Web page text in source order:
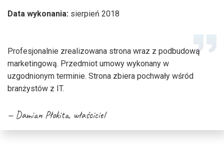
Data wykonania: sierpień 2018
Profesjonalnie zrealizowana strona wraz z podbudową
marketingową. Przedmiot umowy wykonany w
uzgodnionym terminie. Strona zbiera pochwały wśród
branżystów z IT.
Damian Płokita, właściciel